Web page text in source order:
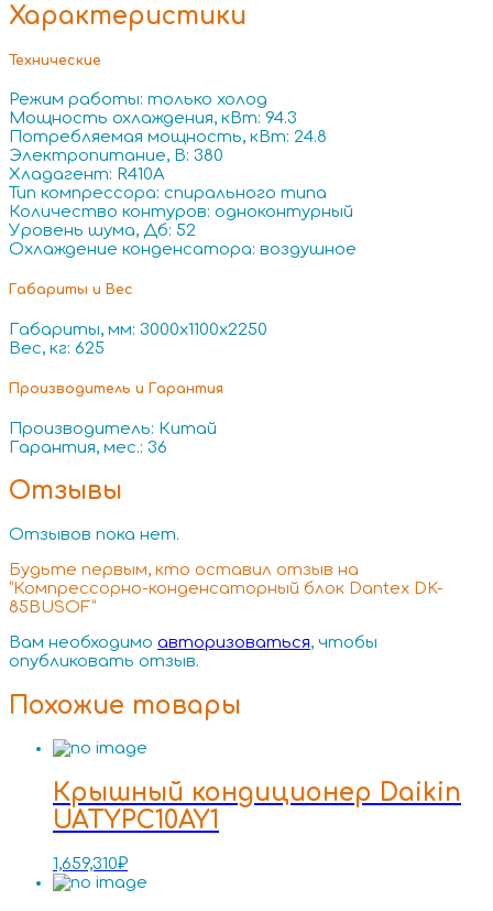
Характеристики
Технические
Режим работы: только холод
Мощность охлаждения, кВт: 94.3
Потребляемая мощность, кВт: 24.8
Электропитание, В: 380
Хладагент: R410A
Тип компрессора: спирального типа
Количество контуров: одноконтурный
Уровень шума, Дб: 52
Охлаждение конденсатора: воздушное
Габариты и Вес
Габариты, мм: 3000x1100x2250
Вес, кг: 625
Производитель и Гарантия
Производитель: Китай
Гарантия, мес.: 36
Отзывы
Отзывов пока нет.
Будьте первым, кто оставил отзыв на
“Компрессорно-конденсаторный блок Dantex DK-
85BUSOF”
Вам необходимо авторизоваться, чтобы
опубликовать отзыв.
Похожие товары
Крышный кондиционер Daikin
UATYPC10AY1
1,659,310₽